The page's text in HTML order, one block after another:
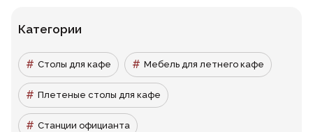
Категории
Столы для кафе Мебель для летнего кафе
Плетеные столы для кафе
Станции официанта